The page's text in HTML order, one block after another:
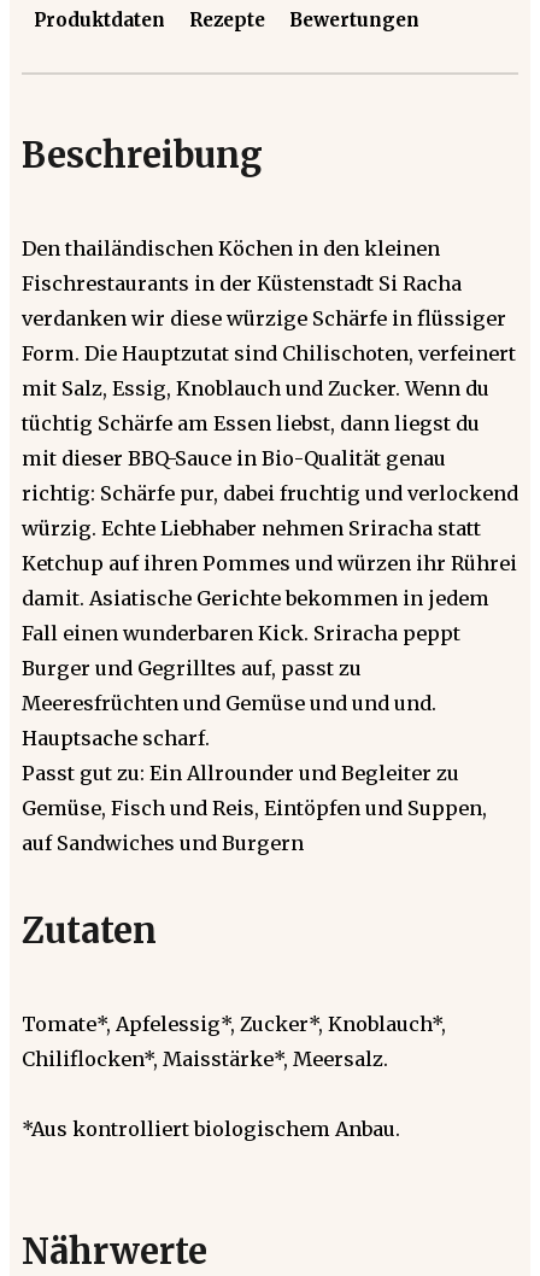
Produktdaten Rezepte Bewertungen
Beschreibung
Den thailändischen Köchen in den kleinen
Fischrestaurants in der Küstenstadt Si Racha
verdanken wir diese würzige Schärfe in flüssiger
Form. Die Hauptzutat sind Chilischoten, verfeinert
mit Salz, Essig, Knoblauch und Zucker. Wenn du
tüchtig Schärfe am Essen liebst, dann liegst du
mit dieser BBQ-Sauce in Bio-Qualität genau
richtig: Schärfe pur, dabei fruchtig und verlockend
würzig. Echte Liebhaber nehmen Sriracha statt
Ketchup auf ihren Pommes und würzen ihr Rührei
damit. Asiatische Gerichte bekommen in jedem
Fall einen wunderbaren Kick. Sriracha peppt
Burger und Gegrilltes auf, passt zu
Meeresfrüchten und Gemüse und und und.
Hauptsache scharf.
Passt gut zu: Ein Allrounder und Begleiter zu
Gemüse, Fisch und Reis, Eintöpfen und Suppen,
auf Sandwiches und Burgern
Zutaten
Tomate*, Apfelessig*, Zucker*, Knoblauch*,
Chiliflocken*, Maisstärke*, Meersalz.
*Aus kontrolliert biologischem Anbau.
Nährwerte